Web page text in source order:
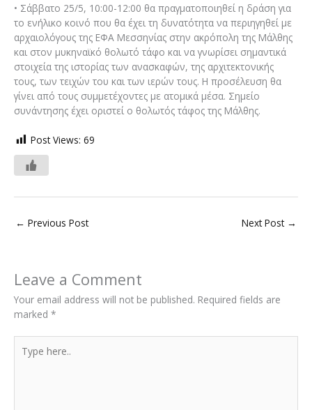
• Σάββατο 25/5, 10:00-12:00 θα πραγματοποιηθεί η δράση για
το ενήλικο κοινό που θα έχει τη δυνατότητα να περιηγηθεί με
αρχαιολόγους της ΕΦΑ Μεσσηνίας στην ακρόπολη της Μάλθης
και στον μυκηναϊκό θολωτό τάφο και να γνωρίσει σημαντικά
στοιχεία της ιστορίας των ανασκαφών, της αρχιτεκτονικής
τους, των τειχών του και των ιερών τους. Η προσέλευση θα
γίνει από τους συμμετέχοντες με ατομικά μέσα. Σημείο
συνάντησης έχει οριστεί ο θολωτός τάφος της Μάλθης.
Post Views: 69
← Previous Post Next Post →
Leave a Comment
Your email address will not be published. Required fields are
marked *
here..